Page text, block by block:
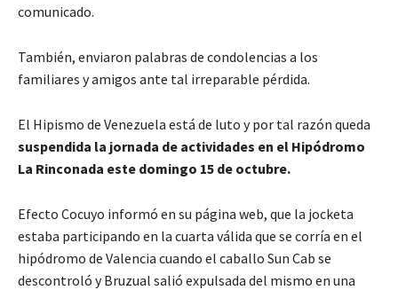
comunicado.
También, enviaron palabras de condolencias a los
familiares y amigos ante tal irreparable pérdida.
El Hipismo de Venezuela está de luto y por tal razón queda
suspendida la jornada de actividades en el Hipódromo
La Rinconada este domingo 15 de octubre.
Efecto Cocuyo informó en su página web, que la jocketa
estaba participando en la cuarta válida que se corría en el
hipódromo de Valencia cuando el caballo Sun Cab se
descontroló y Bruzual salió expulsada del mismo en una